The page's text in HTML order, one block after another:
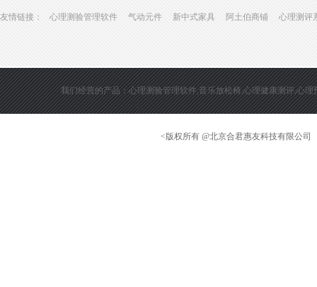
友情链接： 心理测验管理软件 气动元件 新中式家具 阿土伯商铺 心理测评
我们经营的产品：心理测验管理软件,音乐放松椅,心理健康测评,心
<版权所有 @北京合君惠友科技有限公